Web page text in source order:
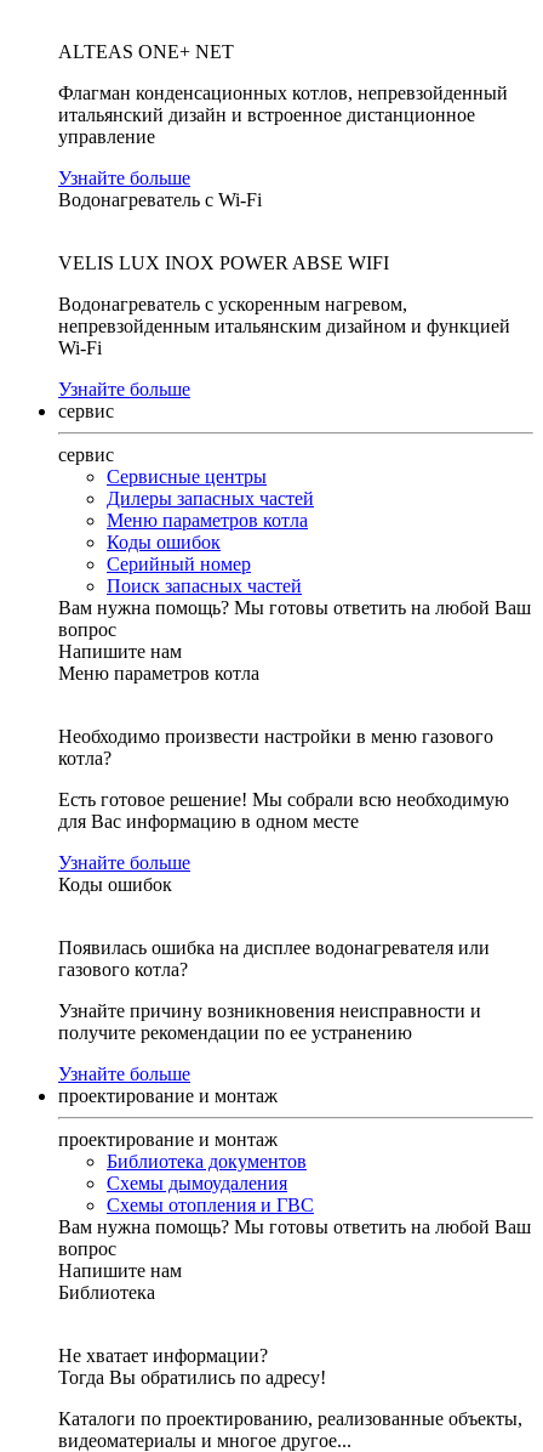
ALTEAS ONE+ NET
Флагман конденсационных котлов, непревзойденный
итальянский дизайн и встроенное дистанционное
управление
Узнайте больше
Водонагреватель с Wi-Fi
VELIS LUX INOX POWER ABSE WIFI
Водонагреватель с ускоренным нагревом,
непревзойденным итальянским дизайном и функцией
Wi-Fi
Узнайте больше
сервис
сервис
Сервисные центры
Дилеры запасных частей
Меню параметров котла
Коды ошибок
Серийный номер
Поиск запасных частей
Вам нужна помощь? Мы готовы ответить на любой Ваш
вопрос
Напишите нам
Меню параметров котла
Необходимо произвести настройки в меню газового
котла?
Есть готовое решение! Мы собрали всю необходимую
для Вас информацию в одном месте
Узнайте больше
Коды ошибок
Появилась ошибка на дисплее водонагревателя или
газового котла?
Узнайте причину возникновения неисправности и
получите рекомендации по ее устранению
Узнайте больше
проектирование и монтаж
проектирование и монтаж
Библиотека документов
Схемы дымоудаления
Схемы отопления и ГВС
Вам нужна помощь? Мы готовы ответить на любой Ваш
вопрос
Напишите нам
Библиотека
Не хватает информации?
Тогда Вы обратились по адресу!
Каталоги по проектированию, реализованные объекты,
видеоматериалы и многое другое...